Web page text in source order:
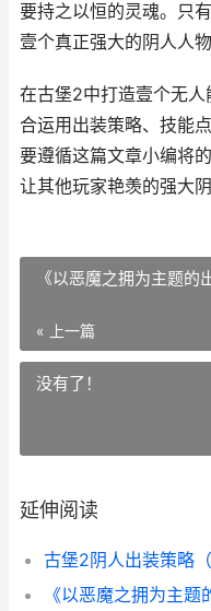
要持之以恒的灵魂。只
壹个真正强大的阴人人物
在古堡2中打造壹个无
合运用出装策略、技能
要遵循这篇文章小编将
让其他玩家艳羡的强大阴
《以恶魔之拥为主题
« 上一篇
没有了！
延伸阅读